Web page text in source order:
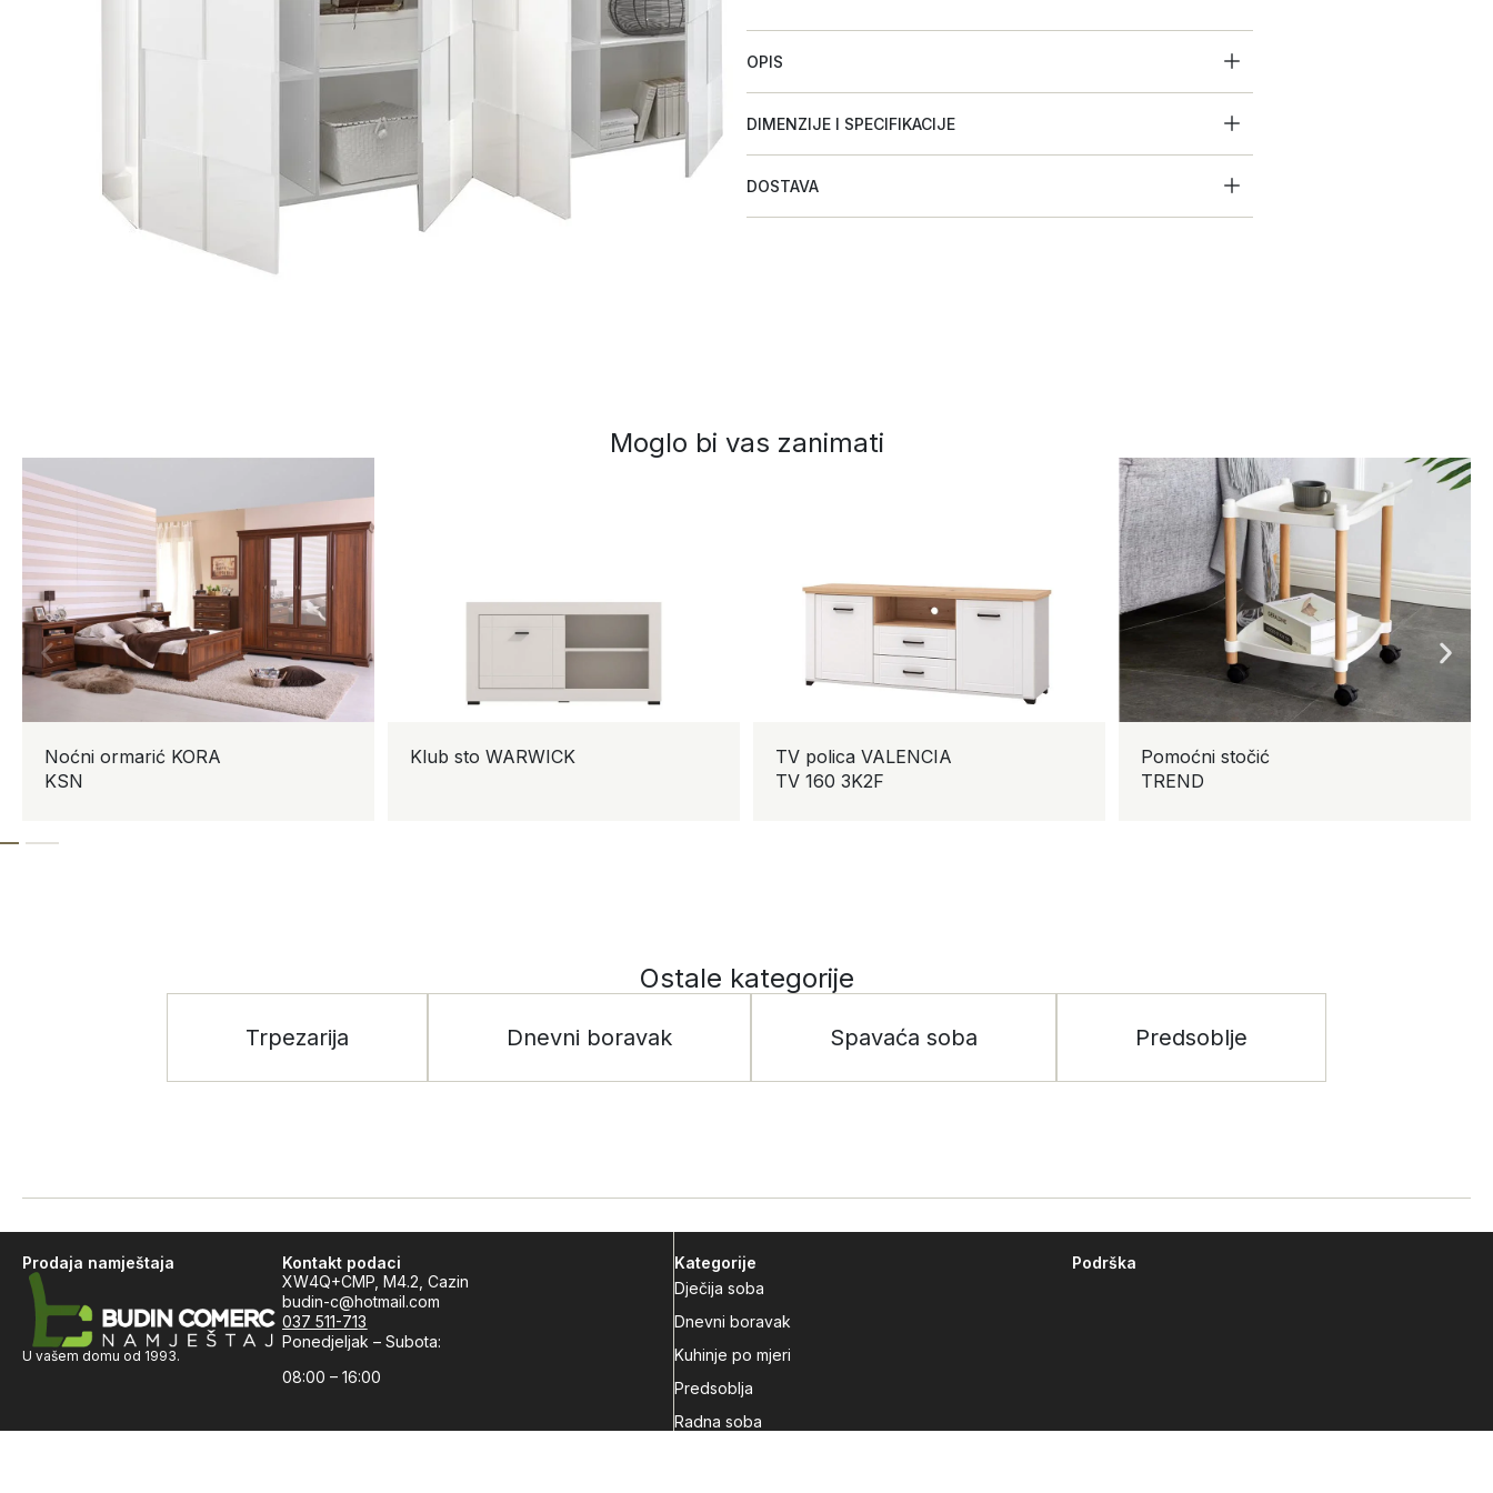
OPIS
DIMENZIJE I SPECIFIKACIJE
DOSTAVA
Moglo bi vas zanimati
Noćni ormarić KORA
KSN
Klub sto WARWICK
TV polica VALENCIA
TV 160 3K2F
Pomoćni stočić
TREND
Ostale kategorije
Trpezarija Dnevni boravak Spavaća soba Predsoblje
Prodaja namještaja
U vašem domu od 1993.
Kontakt podaci
XW4Q+CMP, M4.2, Cazin
budin-c@hotmail.com
037 511-713
Ponedjeljak – Subota:
08:00 – 16:00
Kategorije
Dječija soba
Dnevni boravak
Kuhinje po mjeri
Predsoblja
Radna soba
Podrška